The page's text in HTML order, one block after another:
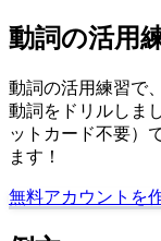
動詞の活用
動詞の活用練習で
動詞をドリルしま
ットカード不要）
ます！
無料アカウントを